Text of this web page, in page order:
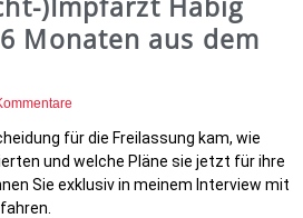
Monaten aus dem
für die Freilassung kam, wie
und welche Pläne sie jetzt für ihre
Sie exklusiv in meinem Interview mit